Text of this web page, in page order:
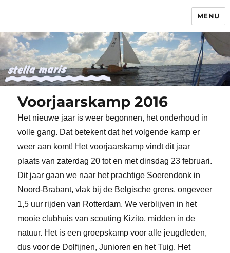
MENU
Voorjaarskamp 2016
Het nieuwe jaar is weer begonnen, het onderhoud in
volle gang. Dat betekent dat het volgende kamp er
weer aan komt! Het voorjaarskamp vindt dit jaar
plaats van zaterdag 20 tot en met dinsdag 23 februari.
Dit jaar gaan we naar het prachtige Soerendonk in
Noord-Brabant, vlak bij de Belgische grens, ongeveer
1,5 uur rijden van Rotterdam. We verblijven in het
mooie clubhuis van scouting Kizito, midden in de
natuur. Het is een groepskamp voor alle jeugdleden,
dus voor de Dolfijnen, Junioren en het Tuig. Het